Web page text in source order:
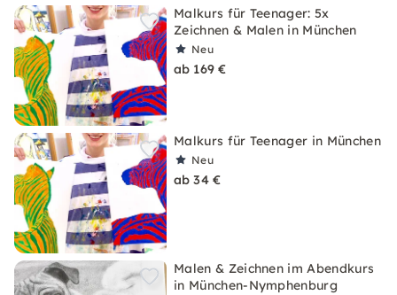
Malkurs für Teenager: 5x
Zeichnen & Malen in München
Neu
ab 169 €
Malkurs für Teenager in München
Neu
ab 34 €
Malen & Zeichnen im Abendkurs
in München-Nymphenburg